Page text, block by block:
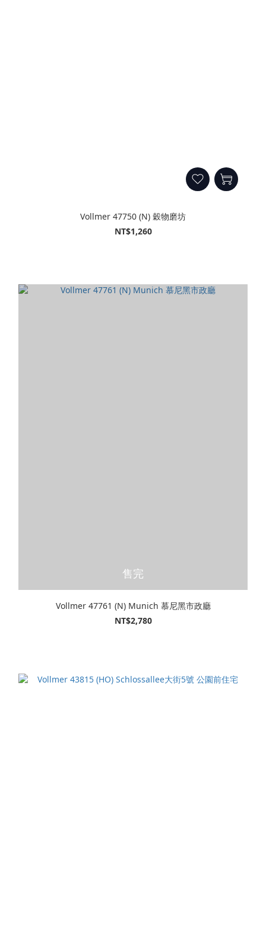
Vollmer 47750 (N) 穀物磨坊
NT$1,260
售完
Vollmer 47761 (N) Munich 慕尼黑市政廳
NT$2,780